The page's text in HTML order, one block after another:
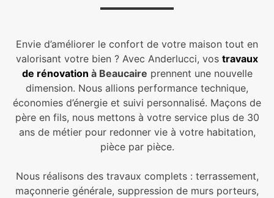
Envie d’améliorer le confort de votre maison tout en
valorisant votre bien ? Avec Anderlucci, vos travaux
de rénovation à Beaucaire prennent une nouvelle
dimension. Nous allions performance technique,
économies d’énergie et suivi personnalisé. Maçons de
père en fils, nous mettons à votre service plus de 30
ans de métier pour redonner vie à votre habitation,
pièce par pièce.
Nous réalisons des travaux complets : terrassement,
maçonnerie générale, suppression de murs porteurs,